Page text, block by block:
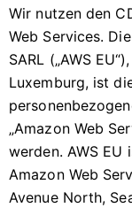
Wir nutzen den
Web Services.
SARL („AWS
Luxemburg, ist
„Amazon Web
werden. AWS
Amazon Web
Avenue North,